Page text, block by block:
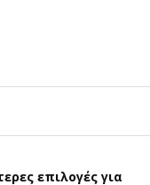
επιλογές για